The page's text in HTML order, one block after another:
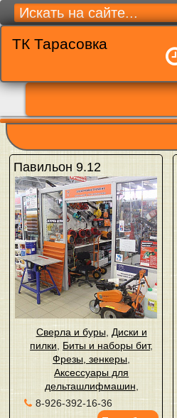
ТК Тарасовка
Павильон 9.12
Сверла и буры, Диски и
пилки
Биты и наборы бит,
Фрезы, зенкеры
Аксессуары для
дельташлифмашин
8-926-392-16-36